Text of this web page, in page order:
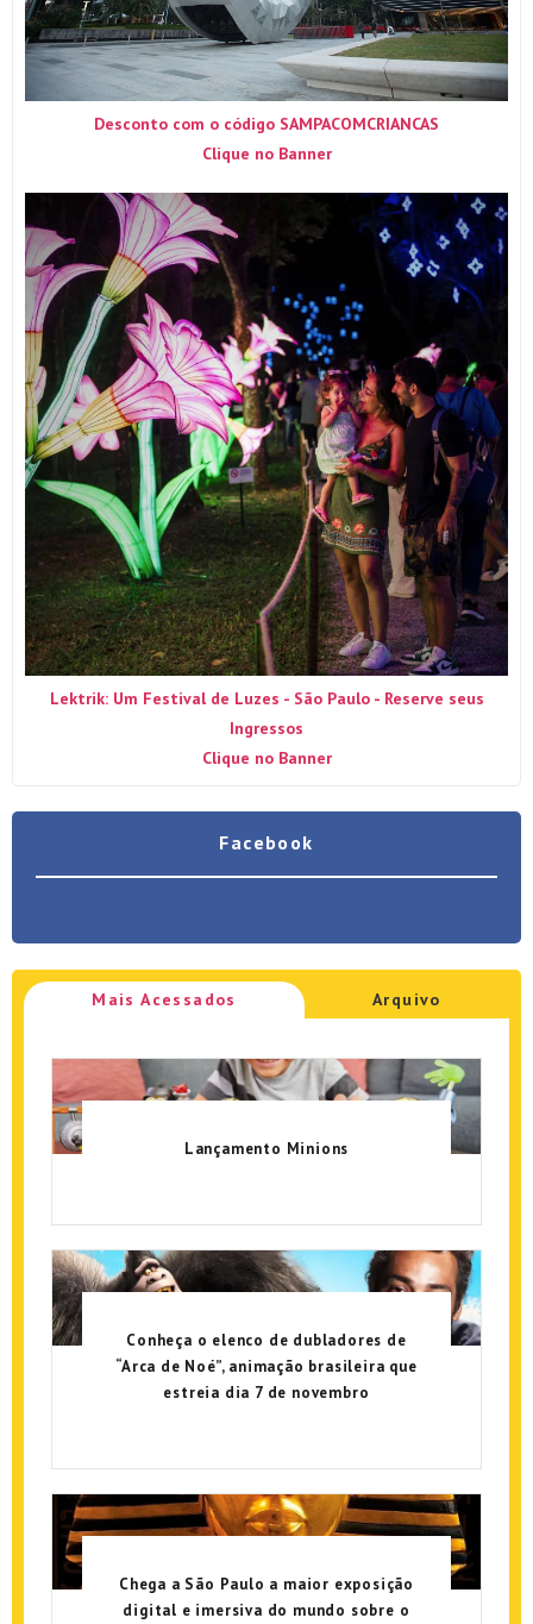
Desconto com o código SAMPACOMCRIANCAS
Clique no Banner
Lektrik: Um Festival de Luzes - São Paulo - Reserve seus
Ingressos
Clique no Banner
Facebook
Mais Acessados Arquivo
Lançamento Minions
Conheça o elenco de dubladores de
“Arca de Noé”, animação brasileira que
estreia dia 7 de novembro
Chega a São Paulo a maior exposição
digital e imersiva do mundo sobre o